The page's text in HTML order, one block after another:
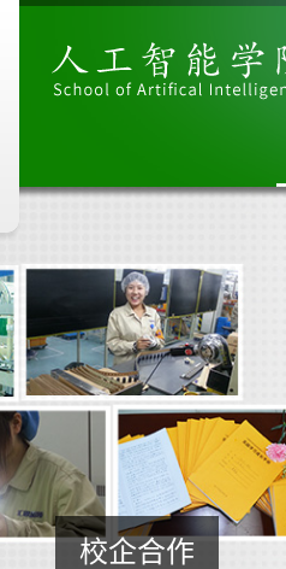
校企合作